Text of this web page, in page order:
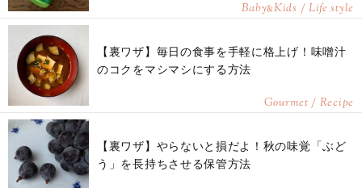
Baby&Kids / Life style
【裏ワザ】毎日の食事を手軽に格上げ！味噌汁
のコクをマシマシにする方法
Gourmet / Recipe
【裏ワザ】やらないと損だよ！秋の味覚「ぶど
う」を長持ちさせる保管方法